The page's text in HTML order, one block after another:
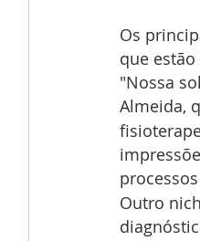
Os
que
"Nossa
Almeida,
Outro